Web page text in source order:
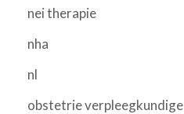
nei therapie
nha
nl
obstetrie verpleegkundige